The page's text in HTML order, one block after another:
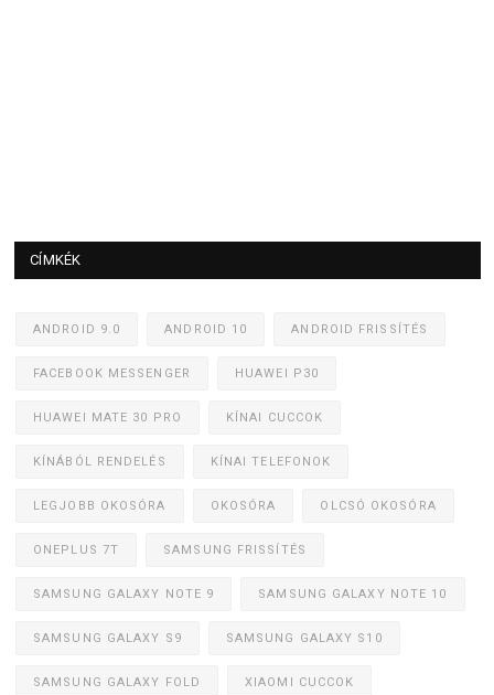
CÍMKÉK
ANDROID 9.0 ANDROID 10 ANDROID FRISSÍTÉS
FACEBOOK MESSENGER HUAWEI P30
HUAWEI MATE 30 PRO KÍNAI CUCCOK
KÍNÁBÓL RENDELÉS KÍNAI TELEFONOK
LEGJOBB OKOSÓRA OKOSÓRA OLCSÓ OKOSÓRA
ONEPLUS 7T SAMSUNG FRISSÍTÉS
SAMSUNG GALAXY NOTE 9 SAMSUNG GALAXY NOTE 10
SAMSUNG GALAXY S9 SAMSUNG GALAXY S10
SAMSUNG GALAXY FOLD XIAOMI CUCCOK